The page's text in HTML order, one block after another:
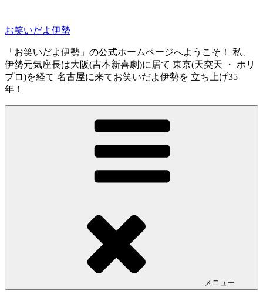
テ
ン
ツ
へ
ス
キ
ッ
お笑いだよ伊勢
「お笑いだよ伊勢」の公式ホームページへようこそ！ 私、
伊勢元気座長は大阪(吉本新喜劇)に居て 東京(天突天 ・ ホリ
プロ)を経て 名古屋に来てお笑いだよ伊勢を 立ち上げ35
年！
メニュー